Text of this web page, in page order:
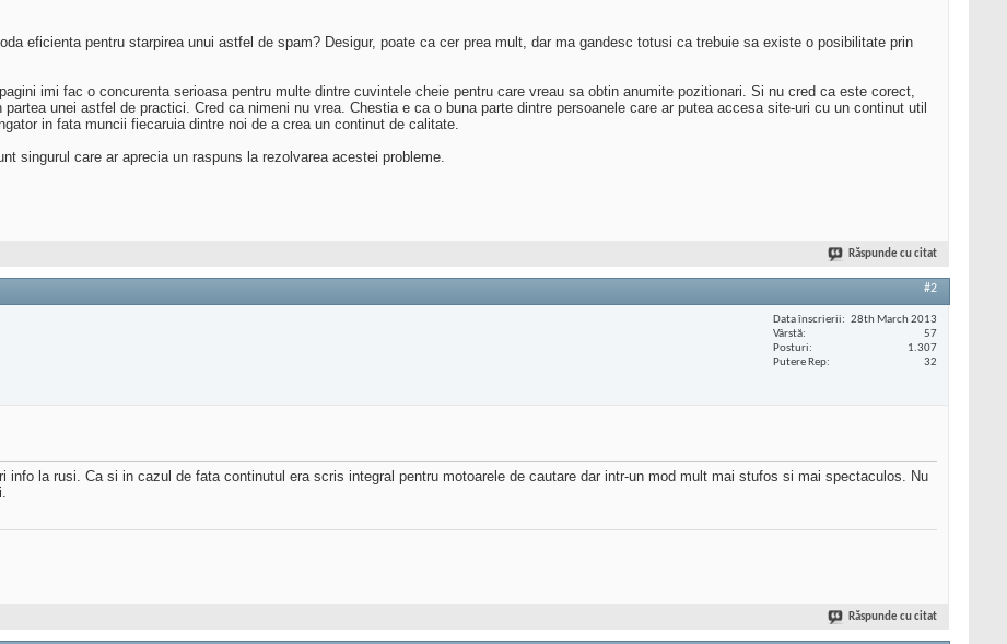
eficienta pentru starpirea unui astfel de spam? Desigur, poate ca cer prea mult, dar ma gandesc totusi ca trebuie sa existe o posibilitate prin
imi fac o concurenta serioasa pentru multe dintre cuvintele cheie pentru care vreau sa obtin anumite pozitionari. Si nu cred ca este corect,
unei astfel de practici. Cred ca nimeni nu vrea. Chestia e ca o buna parte dintre persoanele care ar putea accesa site-uri cu un continut util
in fata muncii fiecaruia dintre noi de a crea un continut de calitate.
singurul care ar aprecia un raspuns la rezolvarea acestei probleme.
Răspunde cu citat
#2
Data înscrierii
28th March 2013
Vârstă
57
Posturi
1.307
Putere Rep
32
info la rusi. Ca si in cazul de fata continutul era scris integral pentru motoarele de cautare dar intr-un mod mult mai stufos si mai spectaculos. Nu
Răspunde cu citat